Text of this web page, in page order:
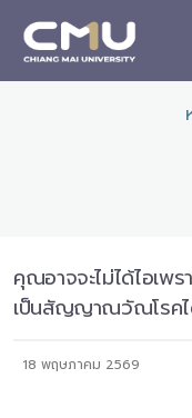
คุณอาจจะไม่ได้ไอเพร
เป็นสัญญาณวัณโรคไ
18 พฤษภาคม 2569